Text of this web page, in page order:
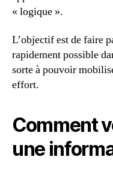
« logique ».
L’objectif est de faire
rapidement possible
sorte à pouvoir
effort.
Comment
une